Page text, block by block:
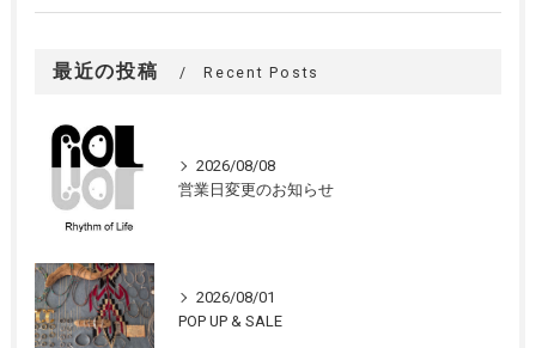
最近の投稿 Recent Posts
2026/08/08
営業日変更のお知らせ
2026/08/01
POP UP & SALE